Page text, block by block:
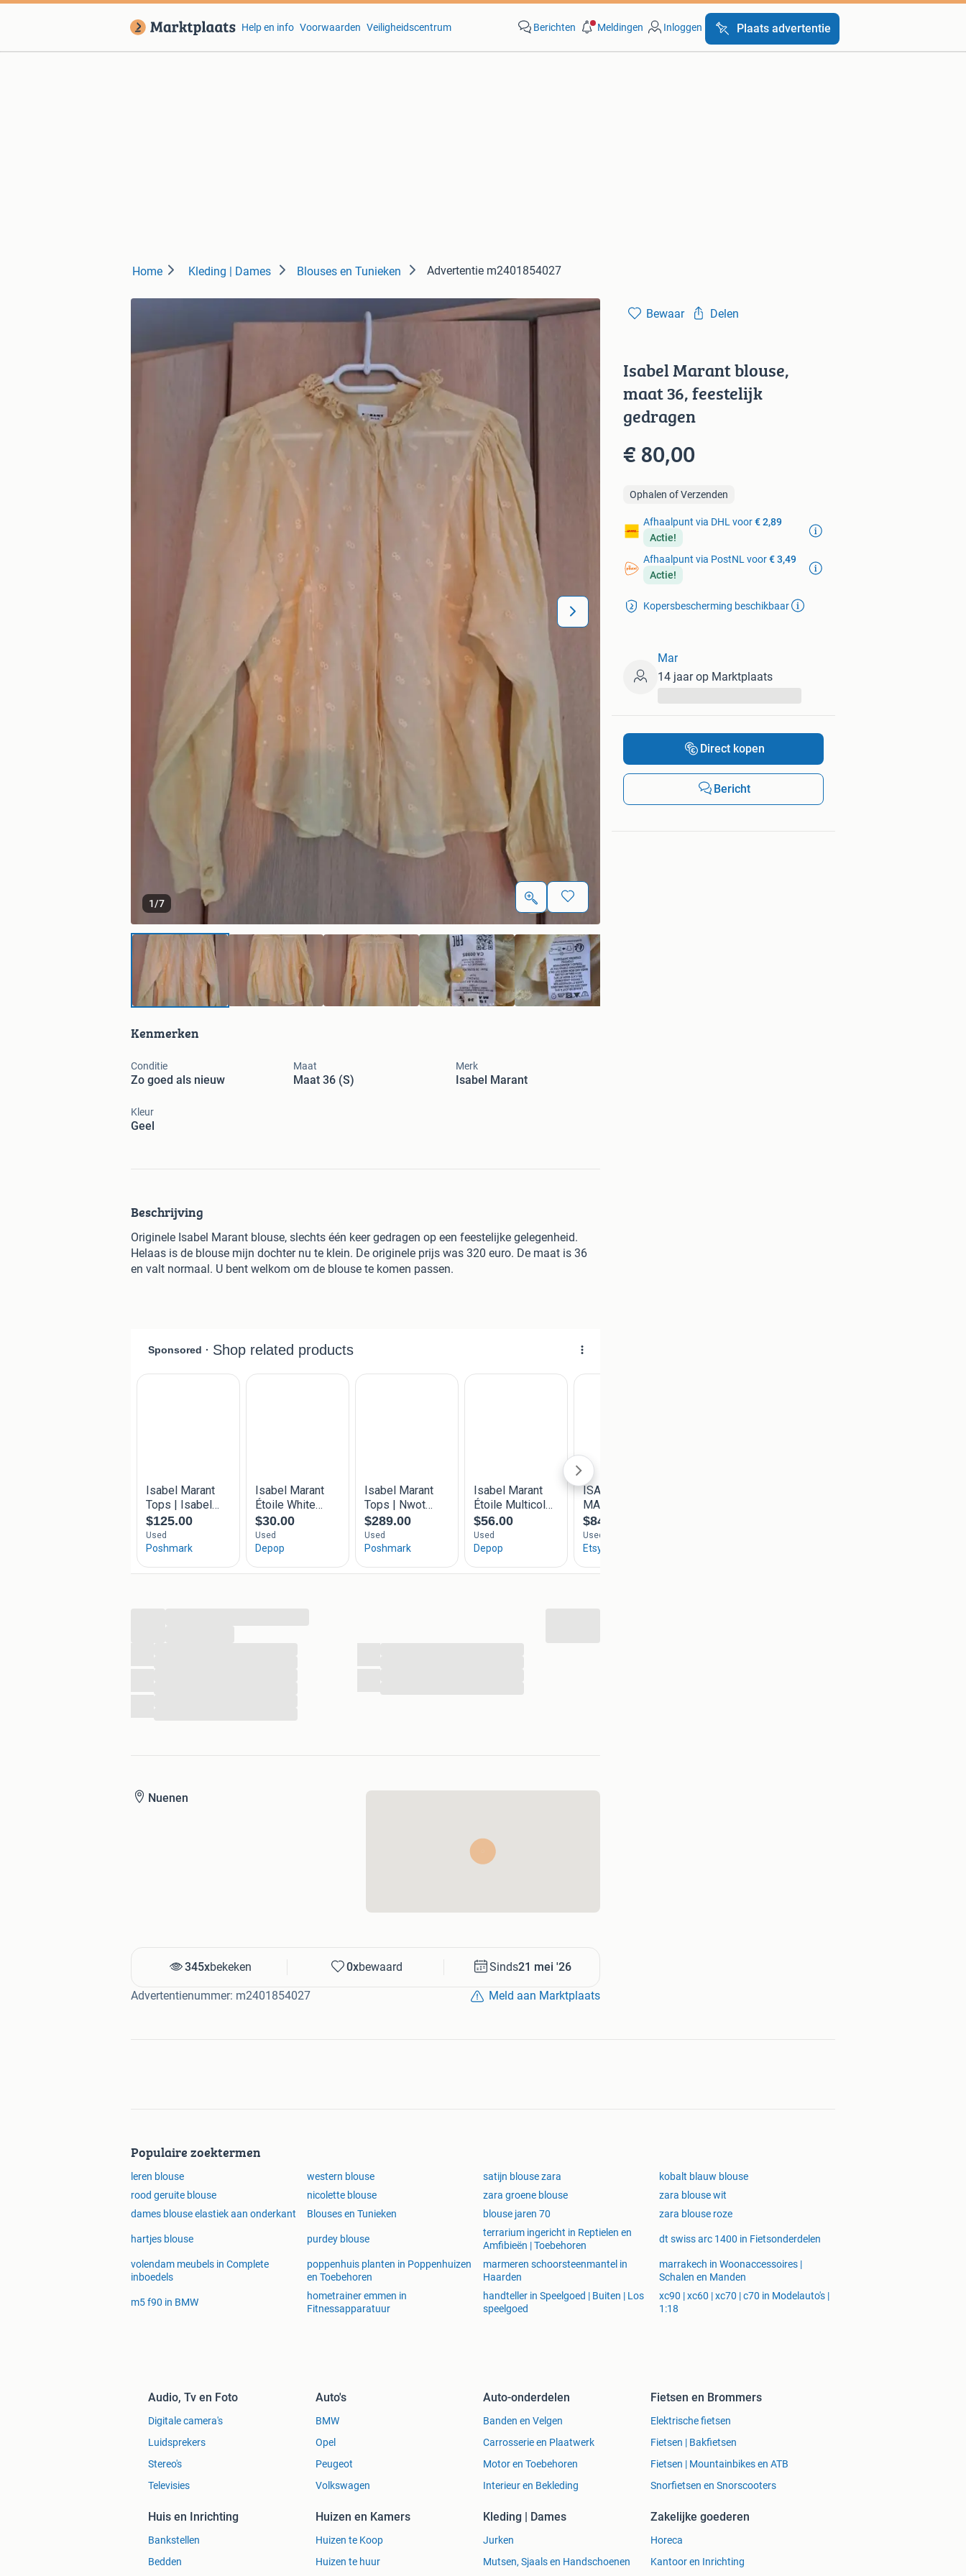
Help en info Voorwaarden Veiligheidscentrum Berichten Meldingen Inloggen Plaats advertentie
Home Kleding | Dames Blouses en Tunieken Advertentie m2401854027
1/7
Kenmerken
Conditie
Zo goed als nieuw
Maat
Maat 36 (S)
Merk
Isabel Marant
Kleur
Geel
Beschrijving
Originele Isabel Marant blouse, slechts één keer gedragen op een feestelijke gelegenheid.
Helaas is de blouse mijn dochter nu te klein. De originele prijs was 320 euro. De maat is 36
en valt normaal. U bent welkom om de blouse te komen passen.
Nuenen
345xbekeken 0xbewaard Sinds21 mei '26
Advertentienummer: m2401854027 Meld aan Marktplaats
Bewaar Delen
Isabel Marant blouse,
maat 36, feestelijk
gedragen
€ 80,00
Ophalen of Verzenden
Afhaalpunt via DHL voor€ 2,89
Actie!
Afhaalpunt via PostNL voor€ 3,49
Actie!
Kopersbescherming beschikbaar
Mar
14 jaar op Marktplaats
Direct kopen
Bericht
Populaire zoektermen
leren blouse western blouse satijn blouse zara
kobalt blauw blouse
rood geruite blouse
nicolette blouse zara groene blouse
zara blouse wit
dames blouse elastiek aan onderkant
Blouses en Tunieken blouse jaren 70 zara blouse roze
hartjes blouse purdey blouse
terrarium ingericht in Reptielen en
Amfibieën | Toebehoren
dt swiss arc 1400 in Fietsonderdelen
volendam meubels in Complete
inboedels
poppenhuis planten in Poppenhuizen
en Toebehoren
marmeren schoorsteenmantel in
Haarden
marrakech in Woonaccessoires |
Schalen en Manden
m5 f90 in BMW
hometrainer emmen in
Fitnessapparatuur
handteller in Speelgoed | Buiten | Los
speelgoed
xc90 | xc60 | xc70 | c70 in Modelauto's |
1:18
Audio, Tv en Foto
Digitale camera's
Luidsprekers
Stereo's
Televisies
Auto's
BMW
Opel
Peugeot
Volkswagen
Auto-onderdelen
Banden en Velgen
Carrosserie en Plaatwerk
Motor en Toebehoren
Interieur en Bekleding
Fietsen en Brommers
Elektrische fietsen
Fietsen | Bakfietsen
Fietsen | Mountainbikes en ATB
Snorfietsen en Snorscooters
Huis en Inrichting
Bankstellen
Bedden
Huizen en Kamers
Huizen te Koop
Huizen te huur
Kleding | Dames
Jurken
Mutsen, Sjaals en Handschoenen
Zakelijke goederen
Horeca
Kantoor en Inrichting